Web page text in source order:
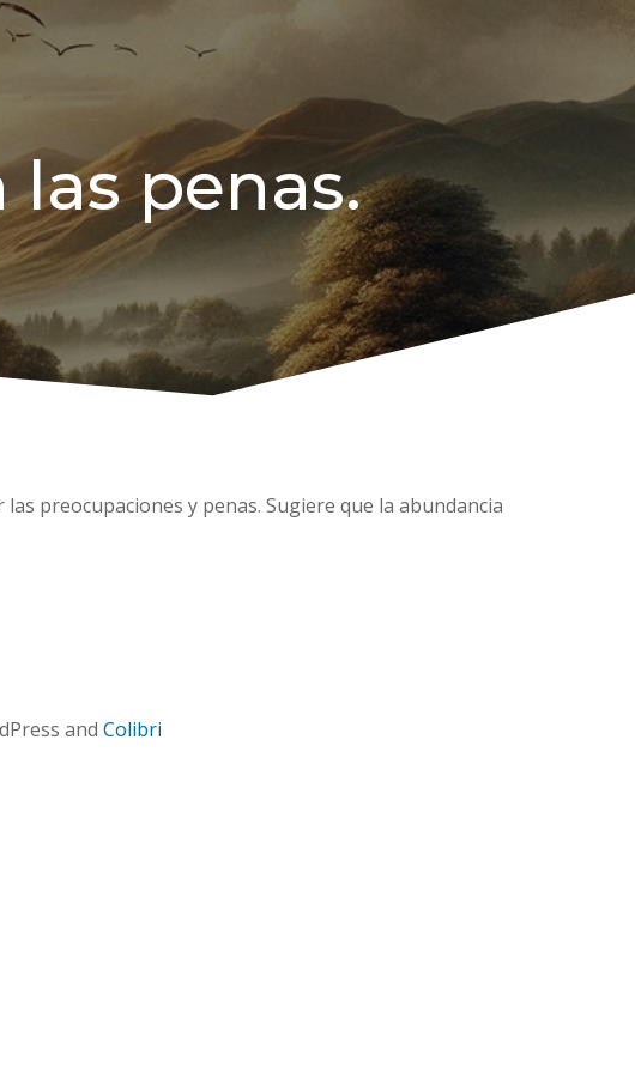
penas.
preocupaciones y penas. Sugiere que la abundancia
and Colibri